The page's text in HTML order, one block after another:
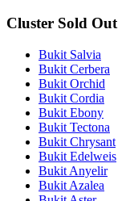
Cluster Sold Out
Bukit Salvia
Bukit Cerbera
Bukit Orchid
Bukit Cordia
Bukit Ebony
Bukit Tectona
Bukit Chrysant
Bukit Edelweis
Bukit Anyelir
Bukit Azalea